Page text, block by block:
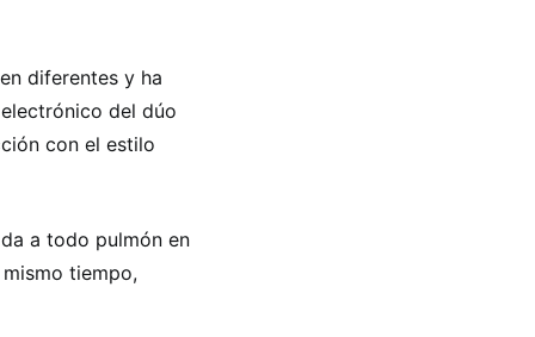
diferentes y ha
del dúo
con el estilo
a todo pulmón en
tiempo,